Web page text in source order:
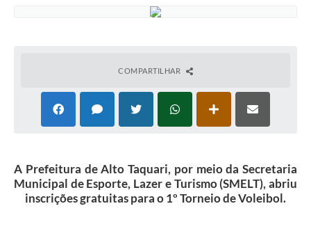
COMPARTILHAR
A Prefeitura de Alto Taquari, por meio da Secretaria
Municipal de Esporte, Lazer e Turismo (SMELT), abriu
inscrições gratuitas para o 1º Torneio de Voleibol.